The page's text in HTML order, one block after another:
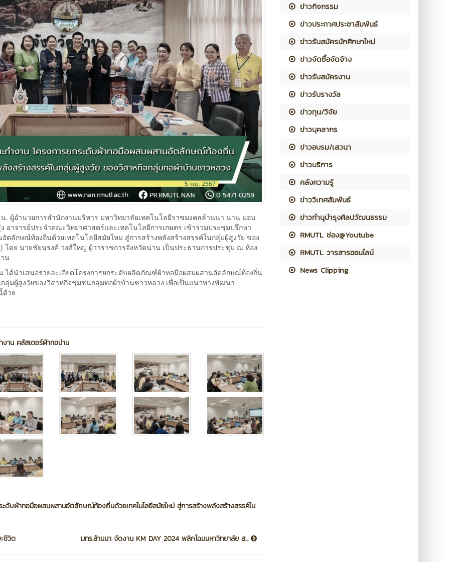
ผู้อำนวยการสำนักงานบริหาร มหาวิทยาลัยเทคโนโลยีราชมงคลล้านนา น่าน มอบ
าจารย์ประจำคณะวิทยาศาสตร์และเทคโนโลยีการเกษตร เข้าร่วมประชุมปรึกษา
ลักษณ์ท้องถิ่นด้วยเทคโนโลยีสมัยใหม่ สู่การสร้างพลังสร้างสรรค์ในกลุ่มผู้สูงวัย ของ
โดย นายชัยนรงค์ วงศ์ใหญ่ ผู้ว่าราชการจังหวัดน่าน เป็นประธานการประชุม ณ ห้อง
น
ด้นำเสนอรายละเอียดโครงการยกระดับผลิตภัณฑ์ผ้าทอมือผสมผสานอัตลักษณ์ท้องถิ่น
ลุ่มผู้สูงวัยของวิสาหกิจชุมชนกลุ่มทอผ้าบ้านซาวหลวง เพื่อเป็นแนวทางพัฒนา
ด้วย
าน คลัสเตอร์ผ้าทอน่าน
ะดับผ้าทอมือผสมผสานอัตลักษณ์ท้องถิ่นด้วยเทคโนโลยีสมัยใหม่ สู่การสร้างพลังสร้างสรรค์ใน
ชีวิต มทร.ล้านนา จัดงาน KM DAY 2024 พลิกโฉมมหาวิทยาลัย ส...
ข่าวกิจกรรม
ข่าวประกาศประชาสัมพันธ์
ข่าวรับสมัครนักศึกษาใหม่
ข่าวจัดซื้อจัดจ้าง
ข่าวรับสมัครงาน
ข่าวรับรางวัล
ข่าวทุน/วิจัย
ข่าวบุคลากร
ข่าวอบรม/เสวนา
ข่าวบริการ
คลังความรู้
ข่าววิเทศสัมพันธ์
ข่าวทำนุบำรุงศิลปวัฒนธรรม
RMUTL ช่อง@Youtube
RMUTL วารสารออนไลน์
News Clipping